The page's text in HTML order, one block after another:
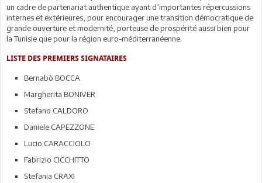
un cadre de partenariat authentique ayant d’importantes répercussions
internes et extérieures, pour encourager une transition démocratique de
grande ouverture et modernité, porteuse de prospérité aussi bien pour
la Tunisie que pour la région euro-méditerranéenne.
LISTE DES PREMIERS SIGNATAIRES
Bernabò BOCCA
Margherita BONIVER
Stefano CALDORO
Daniele CAPEZZONE
Lucio CARACCIOLO
Fabrizio CICCHITTO
Stefania CRAXI